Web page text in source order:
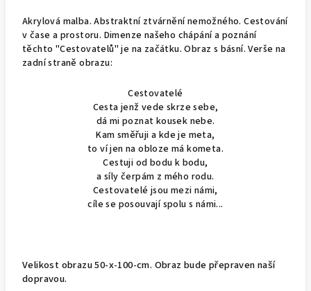
Akrylová malba. Abstraktní ztvárnění nemožného. Cestování
v čase a prostoru. Dimenze našeho chápání a poznání
těchto "Cestovatelů" je na začátku. Obraz s básní. Verše na
zadní straně obrazu:
Cestovatelé
Cesta jenž vede skrze sebe,
dá mi poznat kousek nebe.
Kam směřuji a kde je meta,
to ví jen na obloze má kometa.
Cestuji od bodu k bodu,
a síly čerpám z mého rodu.
Cestovatelé jsou mezi námi,
cíle se posouvají spolu s námi...
Velikost obrazu 50-x-100-cm. Obraz bude přepraven naší
dopravou.